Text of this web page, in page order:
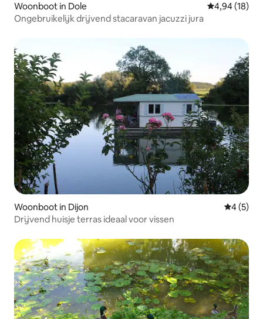
Woonboot in Dole Gemiddelde
4,94 (18)
Ongebruikelijk drijvend stacaravan jacuzzi jura
Woonboot in Dijon
4 (5)
Drijvend huisje terras ideaal voor vissen